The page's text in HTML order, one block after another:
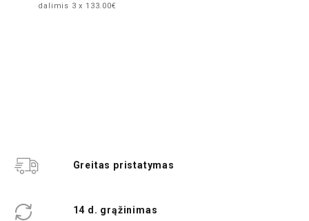
dalimis 3 x 133.00€
Greitas pristatymas
14 d. grąžinimas